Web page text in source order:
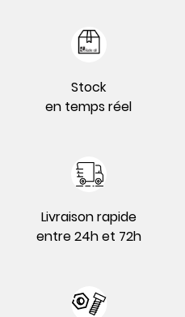
Stock
en temps réel
Livraison rapide
entre 24h et 72h